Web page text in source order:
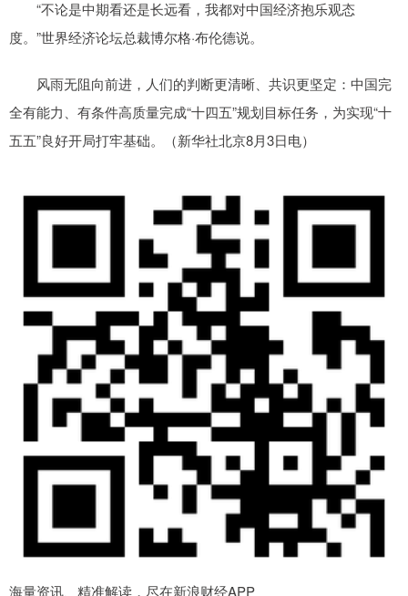
“不论是中期看还是长远看，我都对中国经济抱乐观态
度。”世界经济论坛总裁博尔格·布伦德说。
风雨无阻向前进，人们的判断更清晰、共识更坚定：中国完
全有能力、有条件高质量完成“十四五”规划目标任务，为实现“十
五五”良好开局打牢基础。（新华社北京8月3日电）
海量资讯、精准解读，尽在新浪财经APP